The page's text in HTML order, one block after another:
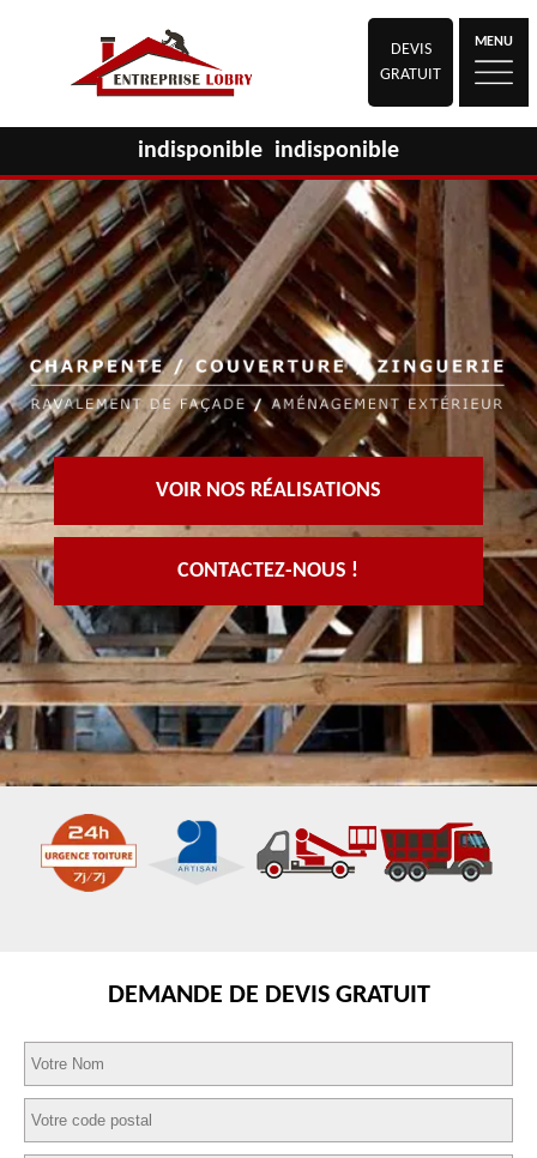
DEVIS
GRATUIT
MENU
indisponible indisponible
VOIR NOS RÉALISATIONS
CONTACTEZ-NOUS !
DEMANDE DE DEVIS GRATUIT